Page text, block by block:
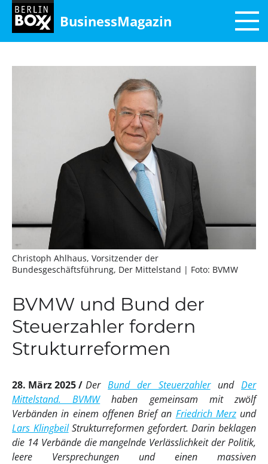
BusinessMagazin
Christoph Ahlhaus, Vorsitzender der
Bundesgeschäftsführung, Der Mittelstand | Foto: BVMW
BVMW und Bund der
Steuerzahler fordern
Strukturreformen
28. März 2025 DerBund der SteuerzahlerundDer
Mittelstand. BVMWhaben gemeinsam mit zwölf
Verbänden in einem offenen Brief an Friedrich Merzund
Lars KlingbeilStrukturreformen gefordert. Darin beklagen
die 14 Verbände die mangelnde Verlässlichkeit der Politik,
leere Versprechungen und einen massiven